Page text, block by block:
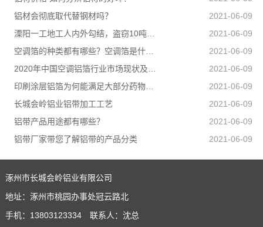
铝材会彻底取代替钢材吗？
2021-06-09
溧阳一工地工人内外勾结，盗窃10吨铝材，最终8人被抓
2021-06-09
空调箔的种类都有哪些？空调箔是什么？
2021-06-09
2020年中国空调铝箔行业市场现状及发展前景分析需求预计持续增长
2021-06-09
印刷涂层铝箔为何能满足大部分药物包装？
2021-06-09
长城会岭铝业铝带加工工艺
2021-06-09
铝带产品用途都有哪些？
2021-06-09
铝带厂家带您了解铝带的产品分类
2021-06-09
涿州市长城会岭铝业有限公司
地址：涿州市桃园办事处冠云路北
手机：13803123334 联系人：沈总